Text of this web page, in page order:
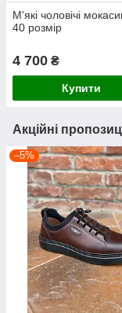
М'які чоловічі
40 розмір
4 700 ₴
Купити
Акційні
–5%